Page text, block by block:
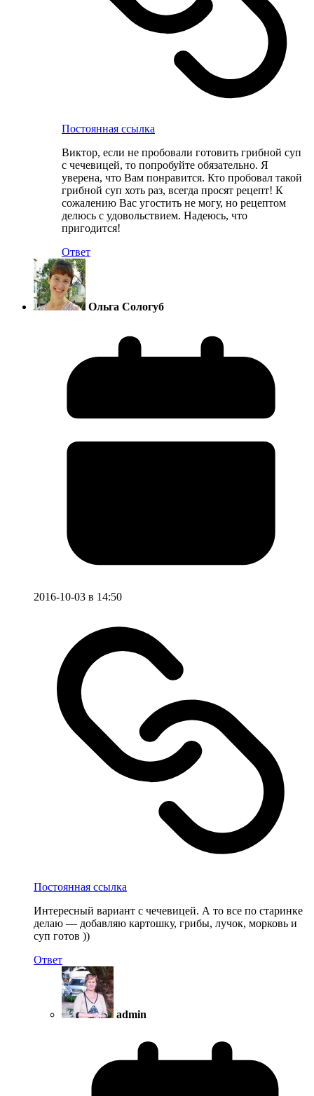
Постоянная ссылка
Виктор, если не пробовали готовить грибной суп
с чечевицей, то попробуйте обязательно. Я
уверена, что Вам понравится. Кто пробовал такой
грибной суп хоть раз, всегда просят рецепт! К
сожалению Вас угостить не могу, но рецептом
делюсь с удовольствием. Надеюсь, что
пригодится!
Ответ
Ольга Сологуб
2016-10-03 в 14:50
Постоянная ссылка
Интересный вариант с чечевицей. А то все по старинке
делаю — добавляю картошку, грибы, лучок, морковь и
суп готов ))
Ответ
admin